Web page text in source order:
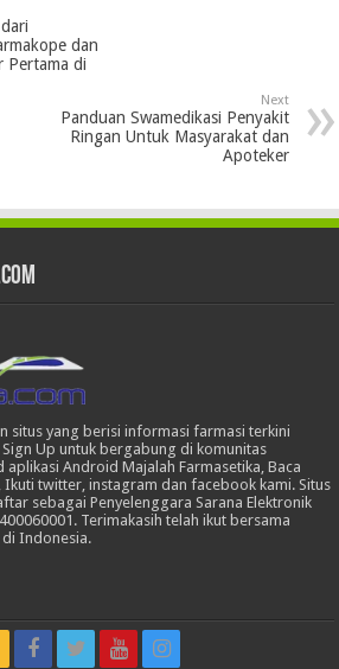
dan
Pertama di
Next
Panduan Swamedikasi Penyakit
Ringan Untuk Masyarakat dan
Apoteker
situs yang berisi informasi farmasi terkini
Up untuk bergabung di komunitas
Android Majalah Farmasetika, Baca
twitter, instagram dan facebook kami. Situs
sebagai Penyelenggara Sarana Elektronik
Terimakasih telah ikut bersama
Indonesia.